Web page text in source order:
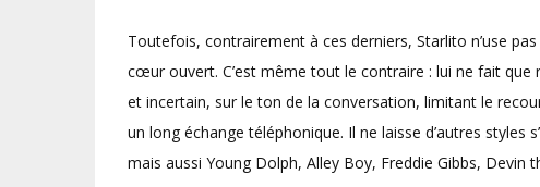
Toutefois, contrairement à ces derniers, Starlito n’use
cœur ouvert. C’est même tout le contraire : lui ne fait que
et incertain, sur le ton de la conversation, limitant le
un long échange téléphonique. Il ne laisse d’autres styles
mais aussi Young Dolph, Alley Boy, Freddie Gibbs,